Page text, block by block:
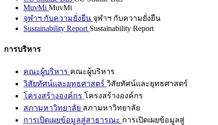
MuvMi MuvMi
จุฬาฯ กับความยั่งยืน จุฬาฯ กับความยั่งยืน
Sustainability Report Sustainability Report
การบริหาร
คณะผู้บริหาร คณะผู้บริหาร
วิสัยทัศน์และยุทธศาสตร์ วิสัยทัศน์และยุทธศาสตร์
โครงสร้างองค์กร โครงสร้างองค์กร
สภามหาวิทยาลัย สภามหาวิทยาลัย
การเปิดเผยข้อมูลสู่สาธารณะ การเปิดเผยข้อมูลสู่